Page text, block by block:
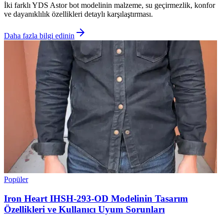
İki farklı YDS Astor bot modelinin malzeme, su geçirmezlik, konfor
ve dayanıklılık özellikleri detaylı karşılaştırması.
Daha fazla bilgi edinin
Popüler
Iron Heart IHSH-293-OD Modelinin Tasarım
Özellikleri ve Kullanıcı Uyum Sorunları